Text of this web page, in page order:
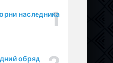
наследника
обряд